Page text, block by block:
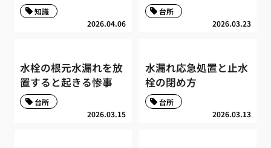
2026.04.06
知識
2026.03.23
台所
水栓の根元水漏れを放
置すると起きる惨事
2026.03.15
台所
水漏れ応急処置と止水
栓の閉め方
2026.03.13
台所